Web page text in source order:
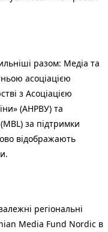
разом: Медіа та
асоціацією
з Асоціацією
(АНРВУ) та
за підтримки
відображають
регіональні
Media Fund Nordic в